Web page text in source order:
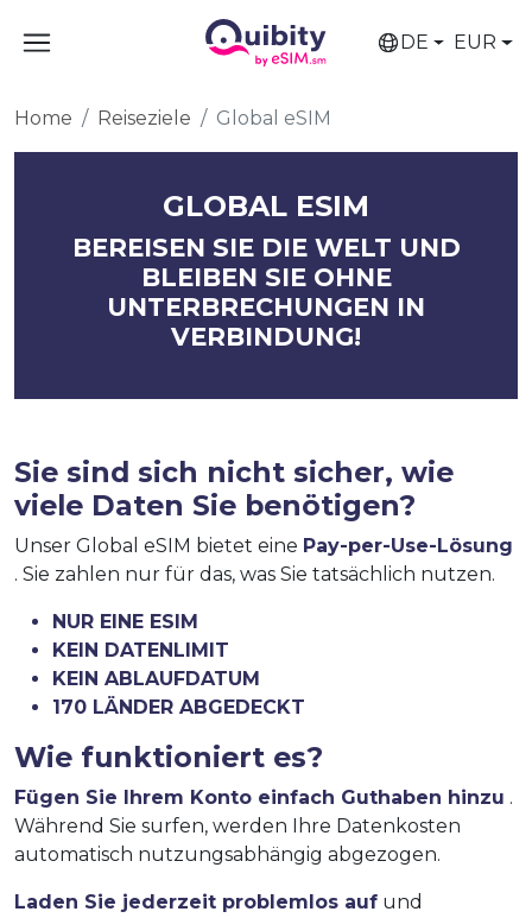
DE EUR
Home Reiseziele Global eSIM
GLOBAL ESIM
BEREISEN SIE DIE WELT UND
BLEIBEN SIE OHNE
UNTERBRECHUNGEN IN
VERBINDUNG!
Sie sind sich nicht sicher, wie
viele Daten Sie benötigen?
Unser Global eSIM bietet eine Pay-per-Use-Lösung
. Sie zahlen nur für das, was Sie tatsächlich nutzen.
NUR EINE ESIM
KEIN DATENLIMIT
KEIN ABLAUFDATUM
170 LÄNDER ABGEDECKT
Wie funktioniert es?
Fügen Sie Ihrem Konto einfach Guthaben hinzu .
Während Sie surfen, werden Ihre Datenkosten
automatisch nutzungsabhängig abgezogen.
Laden Sie jederzeit problemlos auf und